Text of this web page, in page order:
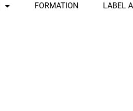
FORMATION LABEL